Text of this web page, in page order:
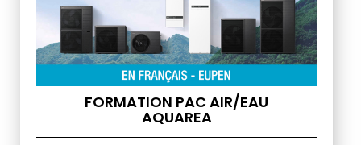
FORMATION PAC AIR/EAU
AQUAREA